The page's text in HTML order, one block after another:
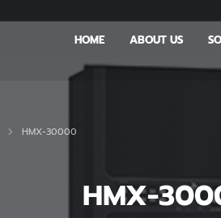
HOME ABOUT US
HMX-
HMX-30000